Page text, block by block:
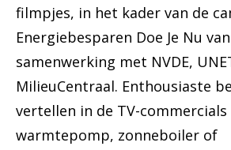
filmpjes, in het kader van de
Energiebesparen Doe Je Nu
samenwerking met NVDE,
MilieuCentraal. Enthousiaste
vertellen in de TV-commercials
warmtepomp, zonneboiler of